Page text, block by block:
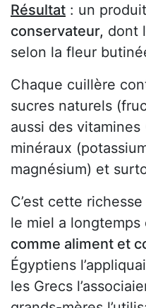
Résultat : un produit
conservateur, dont
selon la fleur
Chaque cuillère
sucres naturels
aussi des vitamines
minéraux
magnésium) et
C’est cette
le miel a
comme aliment et
Égyptiens
les Grecs